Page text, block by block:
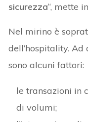
sicurezza“, mette
Nel mirino è
dell’hospitality.
sono alcuni fattori:
le transazioni in
di volumi;